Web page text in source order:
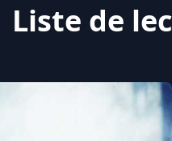
Liste de